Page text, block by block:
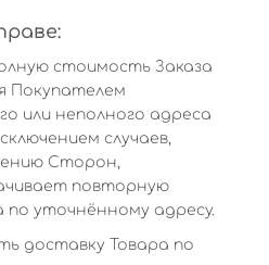
стоимость Заказа
Покупателем
или неполного адреса
случаев,
Сторон,
повторную
по уточнённому адресу.
доставку Товара по